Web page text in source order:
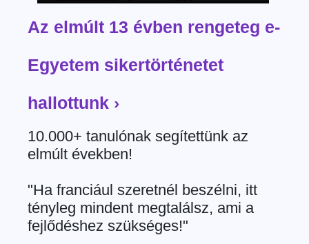
Az elmúlt 13 évben rengeteg e-
Egyetem sikertörténetet
hallottunk ›
10.000+ tanulónak segítettünk az
elmúlt években!
"Ha franciául szeretnél beszélni, itt
tényleg mindent megtalálsz, ami a
fejlődéshez szükséges!"